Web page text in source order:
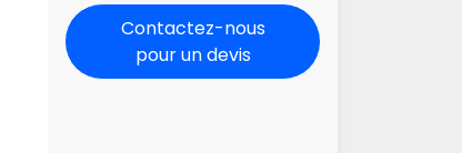
Contactez-nous
pour un devis